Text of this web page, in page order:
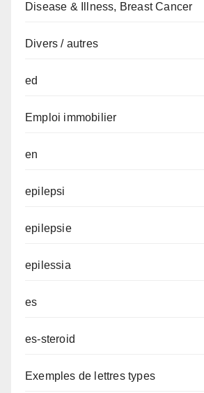
Disease & Illness, Breast Cancer
Divers / autres
ed
Emploi immobilier
en
epilepsi
epilepsie
epilessia
es
es-steroid
Exemples de lettres types